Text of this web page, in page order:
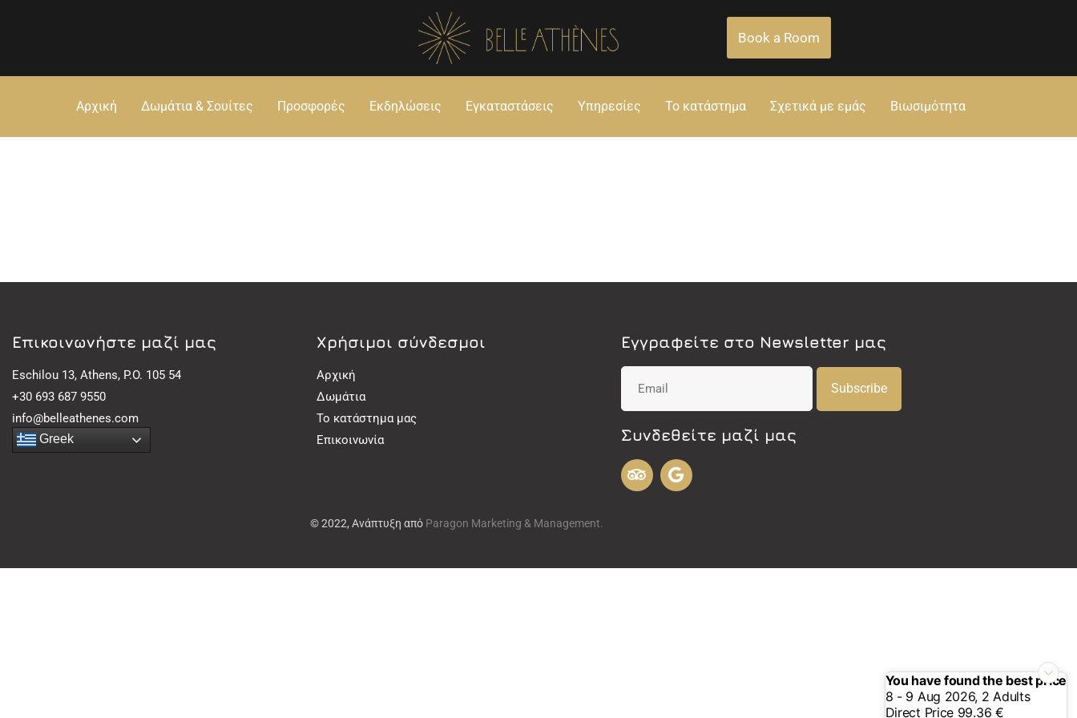
Book a Room
Αρχική Δωμάτια & Σουίτες Προσφορές Εκδηλώσεις Εγκαταστάσεις Υπηρεσίες Το κατάστημα Σχετικά με εμάς Βιωσιμότητα
Eπικοινωνήστε μαζί μας
Eschilou 13, Athens, P.O. 105 54
+30 693 687 9550
info@belleathenes.com
Greek
Χρήσιμοι σύνδεσμοι
Αρχική
Δωμάτια
Το κατάστημα μας
Επικοινωνία
Εγγραφείτε στο Newsletter μας
Subscribe
Συνδεθείτε μαζί μας
© 2022, Ανάπτυξη από Paragon Marketing & Management.